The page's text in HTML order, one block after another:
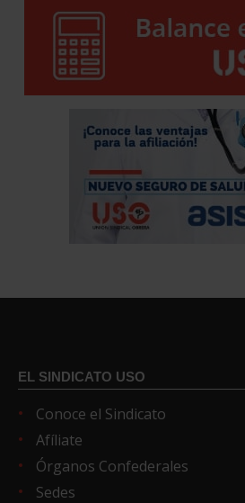
EL SINDICATO USO
Conoce el Sindicato
Afíliate
Órganos Confederales
Sedes